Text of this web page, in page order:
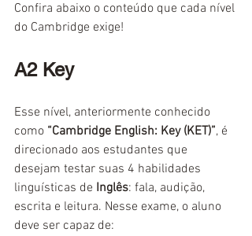
Confira abaixo o conteúdo que cada nível
do Cambridge exige!
A2 Key
Esse nível, anteriormente conhecido
como “Cambridge English: Key (KET)”, é
direcionado aos estudantes que
desejam testar suas 4 habilidades
linguísticas de Inglês: fala, audição,
escrita e leitura. Nesse exame, o aluno
deve ser capaz de: